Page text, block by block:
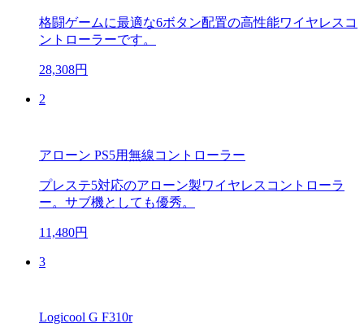
格闘ゲームに最適な6ボタン配置の高性能ワイヤレスコ
ントローラーです。
28,308円
2
アローン PS5用無線コントローラー
プレステ5対応のアローン製ワイヤレスコントローラ
ー。サブ機としても優秀。
11,480円
3
Logicool G F310r